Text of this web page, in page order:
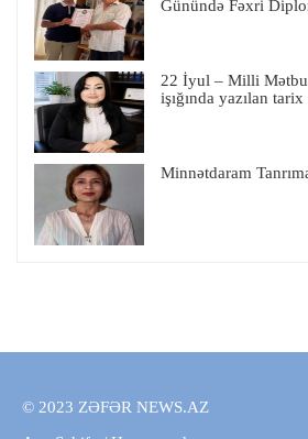
Günündə Fəxri
22 İyul – Milli
işığında yazılan tarix
Minnətdaram
© 2023 ZƏFƏR NEWS.AZ